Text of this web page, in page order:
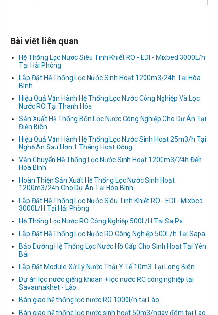
Bài viết liên quan
Hệ Thống Lọc Nước Siêu Tinh Khiết RO - EDI - Mixbed 3000L/h
Tại Hải Phòng
Lắp Đặt Hệ Thống Lọc Nước Sinh Hoạt 1200m3/24h Tại Hòa
Bình
Hiệu Quả Vận Hành Hệ Thống Lọc Nước Công Nghiệp Và Lọc
Nước RO Tại Thanh Hóa
Sản Xuất Hệ Thống Bồn Lọc Nước Công Nghiệp Cho Dự Án Tại
Điện Biên
Hiệu Quả Vận Hành Hệ Thống Lọc Nước Sinh Hoạt 25m3/h Tại
Nghệ An Sau Hơn 1 Tháng Hoạt Động
Vận Chuyển Hệ Thống Lọc Nước Sinh Hoạt 1200m3/24h Đến
Hòa Bình
Hoàn Thiện Sản Xuất Hệ Thống Lọc Nước Sinh Hoạt
1200m3/24h Cho Dự Án Tại Hòa Bình
Lắp Đặt Hệ Thống Lọc Nước Siêu Tinh Khiết RO - EDI - Mixbed
3000L/H Tại Hải Phòng
Hệ Thống Lọc Nước RO Công Nghiệp 500L/H Tại Sa Pa
Lắp Đặt Hệ Thống Lọc Nước RO Công Nghiệp 500L/h Tại Sapa
Bảo Dưỡng Hệ Thống Lọc Nước Hồ Cấp Cho Sinh Hoạt Tại Yên
Bái
Lắp Đặt Module Xử Lý Nước Thải Y Tế 10m3 Tại Long Biên
Dự án lọc nước giếng khoan + lọc nước RO công nghiệp tại
Savannakhet - Lào
Bàn giao hệ thống lọc nước RO 1000l/h tại Lào
Bàn giao hệ thống lọc nước sinh hoạt 50m3/ngày đêm tại Lào